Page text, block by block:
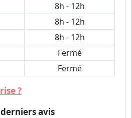
8h - 12h
8h - 12h
8h - 12h
Fermé
Fermé
?
derniers avis